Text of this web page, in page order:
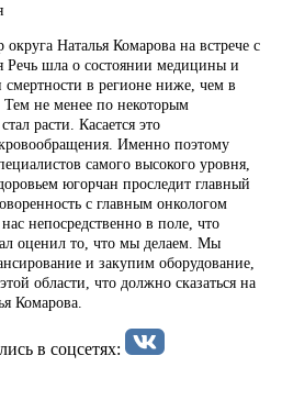
округа Наталья Комарова на встрече с
Речь шла о состоянии медицины и
смертности в регионе ниже, чем в
Тем не менее по некоторым
расти. Касается это
Именно поэтому
самого высокого уровня,
югорчан проследит главный
с главным онкологом
непосредственно в поле, что
оценил то, что мы делаем. Мы
и закупим оборудование,
области, что должно сказаться на
Комарова.
в соцсетях: